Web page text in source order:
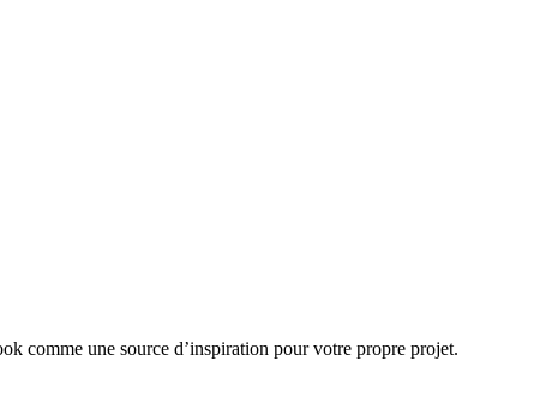
comme une source d’inspiration pour votre propre projet.